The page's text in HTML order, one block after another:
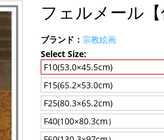
フェルメール【
ブランド： 宗教絵画
Select Size:
F10(53.0×45.5cm)
F15(65.2×53.0cm)
F25(80.3×65.2cm)
F40(100×80.3cm）